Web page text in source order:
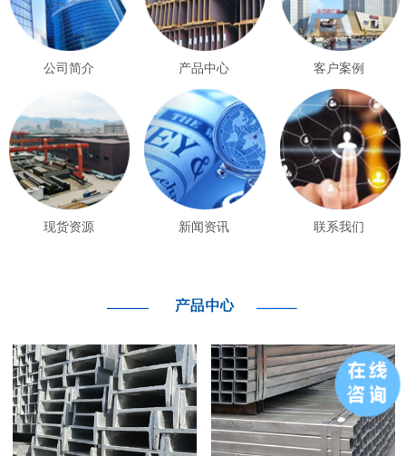
公司简介 产品中心 客户案例
现货资源 新闻资讯 联系我们